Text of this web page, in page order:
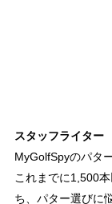
スタッフライター
MyGolfSpyのパタ
これまでに1,500
ち、パター選びに